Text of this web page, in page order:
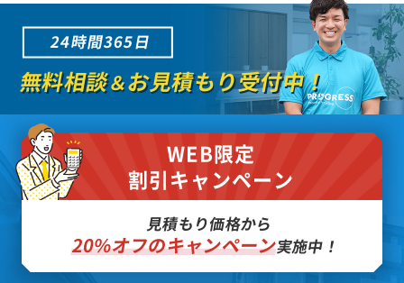
24時間365日
無料相談＆お見積もり受付中！
WEB限定
割引キャンペーン
見積もり価格から
20%オフのキャンペーン実施中！